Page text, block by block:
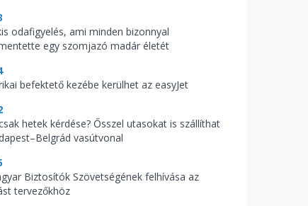
odafigyelés, ami minden bizonnyal
egy szomjazó madár életét
befektető kezébe kerülhet az easyJet
hetek kérdése? Ősszel utasokat is szállíthat
vasútvonal
Biztosítók Szövetségének felhívása az
tervezőkhöz